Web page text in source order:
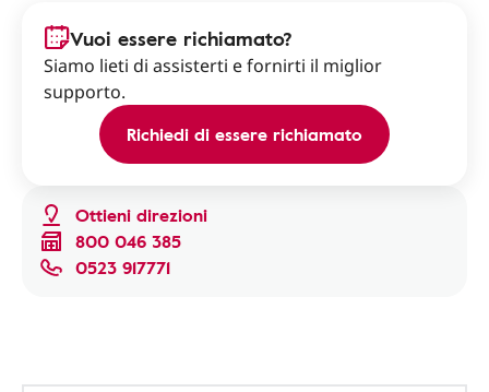
Ottieni direzioni
800 046 385
0523 917771
Vuoi essere richiamato?
Siamo lieti di assisterti e fornirti il miglior
supporto.
Richiedi di essere richiamato